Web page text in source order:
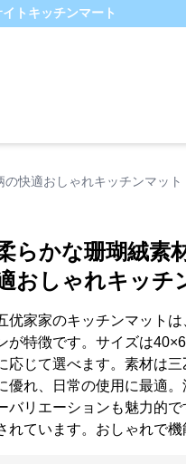
ト キッチンマート
快適おしゃれキッチンマット
らかな珊瑚絨素
おしゃれキッチ
优家家のキッチンマット
が特徴です。サイズは
応じて選べます。素材は
優れ、日常の使用に最適
バリエーションも魅力的
れています。おしゃれで